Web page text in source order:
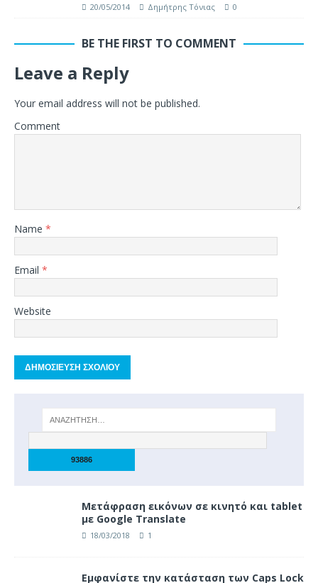
20/05/2014 Δημήτρης Τόνιας 0
BE THE FIRST TO COMMENT
Leave a Reply
Your email address will not be published.
Comment
Name *
Email *
Website
Μετάφραση εικόνων σε κινητό και tablet
με Google Translate
18/03/2018 1
Eμφανίστε την κατάσταση των Caps Lock